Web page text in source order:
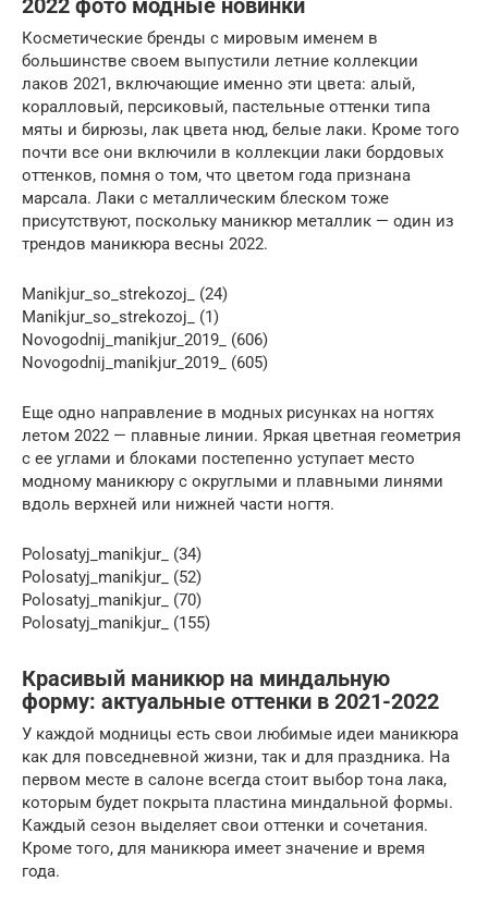
2022 фото модные новинки
Косметические бренды с мировым именем в
большинстве своем выпустили летние коллекции
лаков 2021, включающие именно эти цвета: алый,
коралловый, персиковый, пастельные оттенки типа
мяты и бирюзы, лак цвета нюд, белые лаки. Кроме того
почти все они включили в коллекции лаки бордовых
оттенков, помня о том, что цветом года признана
марсала. Лаки с металлическим блеском тоже
присутствуют, поскольку маникюр металлик — один из
трендов маникюра весны 2022.
Manikjur_so_strekozoj_ (24)
Manikjur_so_strekozoj_ (1)
Novogodnij_manikjur_2019_ (606)
Novogodnij_manikjur_2019_ (605)
Еще одно направление в модных рисунках на ногтях
летом 2022 — плавные линии. Яркая цветная геометрия
с ее углами и блоками постепенно уступает место
модному маникюру с округлыми и плавными линями
вдоль верхней или нижней части ногтя.
Polosatyj_manikjur_ (34)
Polosatyj_manikjur_ (52)
Polosatyj_manikjur_ (70)
Polosatyj_manikjur_ (155)
Красивый маникюр на миндальную
форму: актуальные оттенки в 2021-2022
У каждой модницы есть свои любимые идеи маникюра
как для повседневной жизни, так и для праздника. На
первом месте в салоне всегда стоит выбор тона лака,
которым будет покрыта пластина миндальной формы.
Каждый сезон выделяет свои оттенки и сочетания.
Кроме того, для маникюра имеет значение и время
года.